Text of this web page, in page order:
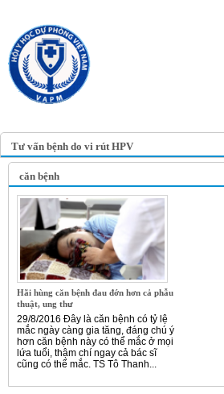
Tư vấn bệnh do vi rút HPV
căn bệnh
Hãi hùng căn bệnh đau đớn hơn cả phẫu
thuật, ung thư
29/8/2016 Đây là căn bệnh có tỷ lệ
mắc ngày càng gia tăng, đáng chú ý
hơn căn bệnh này có thể mắc ở mọi
lứa tuổi, thậm chí ngay cả bác sĩ
cũng có thể mắc. TS Tô Thanh...